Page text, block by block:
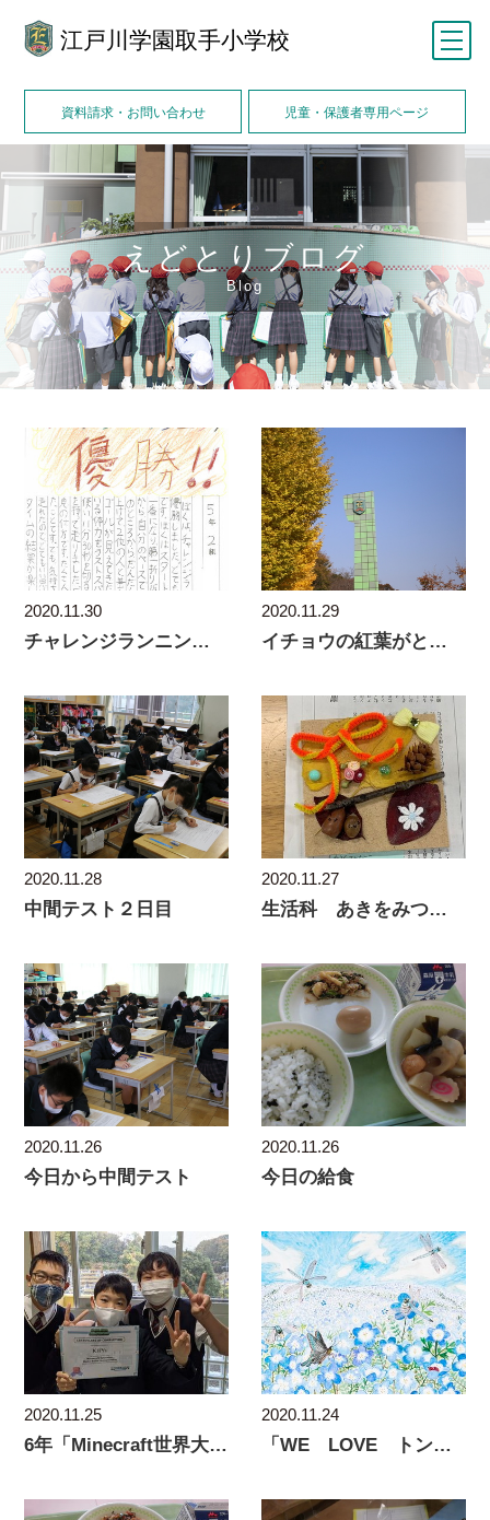
江戸川学園取手小学校
資料請求・お問い合わせ 児童・保護者専用ページ
えどとりブログ
Blog
メニュー
2020.11.30
チャレンジランニング感想（５年生）
2020.11.29
イチョウの紅葉がとてもきれいです
2020.11.28
中間テスト２日目
2020.11.27
生活科 あきをみつけたよ
2020.11.26
今日から中間テスト
2020.11.26
今日の給食
2020.11.25
6年「Minecraft世界大会にチャレンジ！」
2020.11.24
「WE LOVE トンボ 絵画コンクール」銀賞受賞